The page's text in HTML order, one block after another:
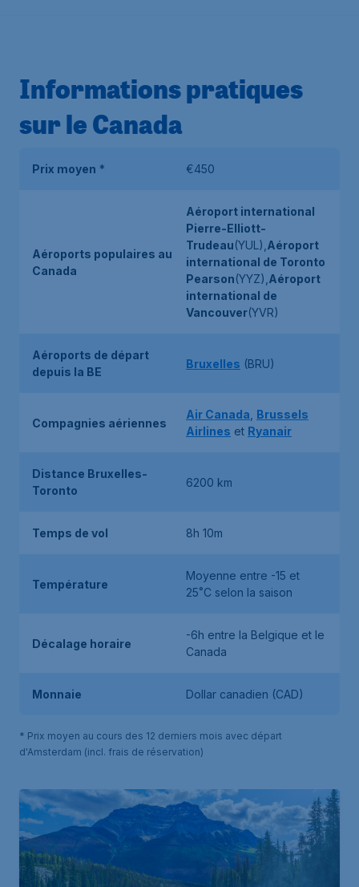
Informations pratiques
sur le Canada
Prix moyen * €450
Aéroports populaires au
Canada
Aéroport international
Pierre-Elliott-
Trudeau(YUL), Aéroport
international de Toronto
Pearson(YYZ), Aéroport
international de
Vancouver(YVR)
Aéroports de départ
depuis la BE
Bruxelles (BRU)
Compagnies aériennes
Air Canada Brussels
Airlines et Ryanair
Distance Bruxelles-
Toronto
6200 km
Temps de vol 8h 10m
Température
Moyenne entre -15 et
25˚C selon la saison
Décalage horaire
-6h entre la Belgique et le
Canada
Monnaie Dollar canadien (CAD)
* Prix moyen au cours des 12 derniers mois avec départ
d'Amsterdam (incl. frais de réservation)